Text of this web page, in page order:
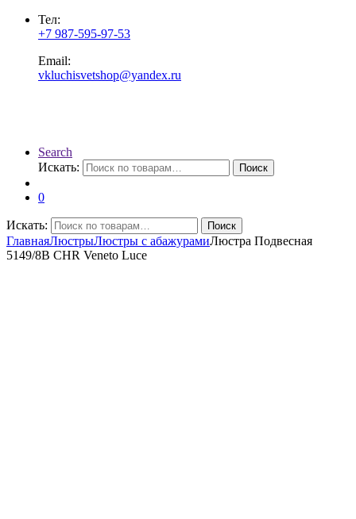
Тел:
+7 987-595-97-53
Email:
vkluchisvetshop@yandex.ru
Search
Искать:
Поиск
0
Искать: Поиск
ГлавнаяЛюстрыЛюстры с абажурамиЛюстра Подвесная
5149/8B CHR Veneto Luce